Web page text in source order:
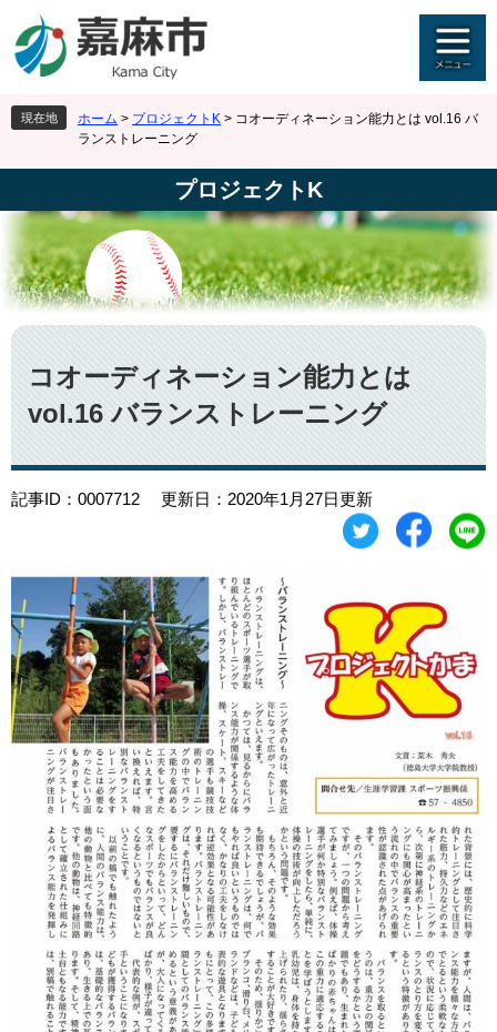
ジ
先
頭
す
ュ
を
飛
し
へ
現在地 ホーム > プロジェクトK > コオーディネーション能力とは vol.16 バ
ランストレーニング
プロジェクトK
本
文
コオーディネーション能力とは
vol.16 バランストレーニング
記事ID：0007712 更新日：2020年1月27日更新